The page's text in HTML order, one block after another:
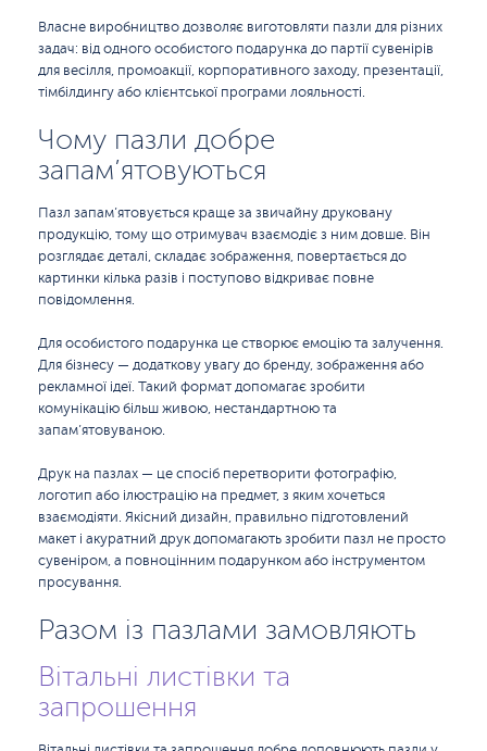
Власне виробництво дозволяє виготовляти пазли для різних
задач: від одного особистого подарунка до партії сувенірів
для весілля, промоакції, корпоративного заходу, презентації,
тімбілдингу або клієнтської програми лояльності.
Чому пазли добре
запам’ятовуються
Пазл запам’ятовується краще за звичайну друковану
продукцію, тому що отримувач взаємодіє з ним довше. Він
розглядає деталі, складає зображення, повертається до
картинки кілька разів і поступово відкриває повне
повідомлення.
Для особистого подарунка це створює емоцію та залучення.
Для бізнесу — додаткову увагу до бренду, зображення або
рекламної ідеї. Такий формат допомагає зробити
комунікацію більш живою, нестандартною та
запам’ятовуваною.
Друк на пазлах — це спосіб перетворити фотографію,
логотип або ілюстрацію на предмет, з яким хочеться
взаємодіяти. Якісний дизайн, правильно підготовлений
макет і акуратний друк допомагають зробити пазл не просто
сувеніром, а повноцінним подарунком або інструментом
просування.
Разом із пазлами замовляють
Вітальні листівки та
запрошення